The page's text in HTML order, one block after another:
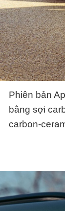
Phiên bản
bằng sợi
carbon-